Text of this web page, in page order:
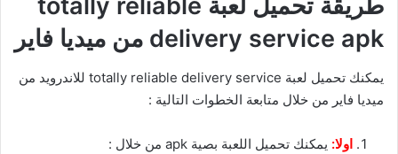
delivery service apk من ميديا فاير
يمكنك تحميل لعبة totally reliable delivery service للاندرويد من
ميديا فاير من خلال متابعة الخطوات التالية :
اولا: يمكنك تحميل اللعبة بصية apk من خلال :